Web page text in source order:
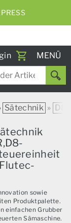
Toggle
MENÜ
Sätechnik »
sowie
Produktpalette.
einfachen Grubber
Sämaschine.